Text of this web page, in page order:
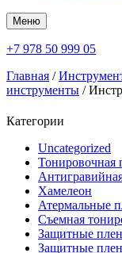
Меню
+7 978 50 999 05
Главная /
инструменты /
Категории
Uncategorized
Тонировочная
Хамелеон
Атермальные
Съемная
Защитные
Защитные